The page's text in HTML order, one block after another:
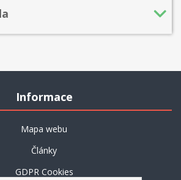
Informace
Mapa webu
Články
GDPR Cookies